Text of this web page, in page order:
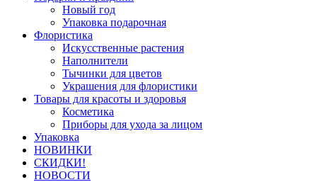
Новый год
Упаковка подарочная
Флористика
Искусственные растения
Наполнители
Тычинки для цветов
Украшения для флористики
Товары для красоты и здоровья
Косметика
Приборы для ухода за лицом
Упаковка
НОВИНКИ
СКИДКИ!
НОВОСТИ